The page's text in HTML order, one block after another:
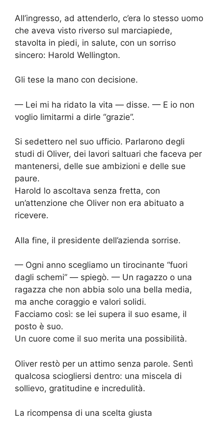
All’ingresso, ad attenderlo, c’era lo stesso uomo
che aveva visto riverso sul marciapiede,
stavolta in piedi, in salute, con un sorriso
sincero: Harold Wellington.
Gli tese la mano con decisione.
— Lei mi ha ridato la vita — disse. — E io non
voglio limitarmi a dirle “grazie”.
Si sedettero nel suo ufficio. Parlarono degli
studi di Oliver, dei lavori saltuari che faceva per
mantenersi, delle sue ambizioni e delle sue
paure.
Harold lo ascoltava senza fretta, con
un’attenzione che Oliver non era abituato a
ricevere.
Alla fine, il presidente dell’azienda sorrise.
— Ogni anno scegliamo un tirocinante “fuori
dagli schemi” — spiegò. — Un ragazzo o una
ragazza che non abbia solo una bella media,
ma anche coraggio e valori solidi.
Facciamo così: se lei supera il suo esame, il
posto è suo.
Un cuore come il suo merita una possibilità.
Oliver restò per un attimo senza parole. Sentì
qualcosa sciogliersi dentro: una miscela di
sollievo, gratitudine e incredulità.
La ricompensa di una scelta giusta